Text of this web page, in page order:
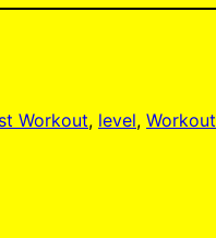
Workout, level, Workout